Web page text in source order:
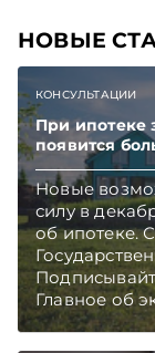
НОВЫЕ
КОНСУЛЬТАЦИИ
При ипотеке
появится
Новые
силу в
об ипотеке.
Главное об
чем в